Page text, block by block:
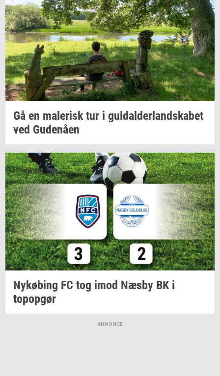
Gå en ma­le­risktur i gul­dal­der­land­ska­bet
ved Gu­denå­en
Ny­kø­bing FC tog imod Næsby BK i
topop­gør
ANNONCE